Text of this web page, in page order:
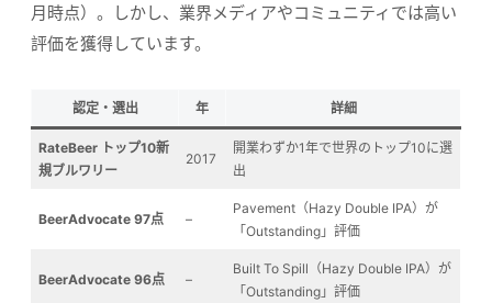
月時点）。しかし、業界メディアやコミュニティでは高い
評価を獲得しています。
認定・選出 年 詳細
RateBeer トップ10新
規ブルワリー
2017
開業わずか1年で世界のトップ10に選
出
BeerAdvocate 97点 –
Pavement（Hazy Double IPA）が
「Outstanding」評価
BeerAdvocate 96点 –
Built To Spill（Hazy Double IPA）が
「Outstanding」評価